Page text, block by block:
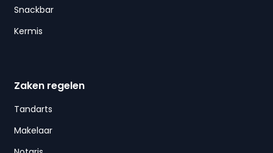
Snackbar
Kermis
Zaken regelen
Tandarts
Makelaar